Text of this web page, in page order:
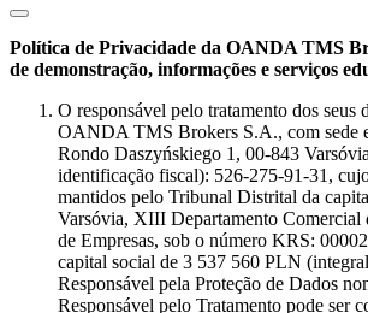
Política de Privacidade da OANDA TMS
de demonstração, informações e serviços
O responsável pelo tratamento dos seus
OANDA TMS Brokers S.A., com sede
Rondo Daszyńskiego 1, 00-843
identificação fiscal): 526-275-91-31,
mantidos pelo Tribunal Distrital da
Varsóvia, XIII Departamento Comercial
de Empresas, sob o número KRS:
capital social de 3 537 560 PLN
Responsável pela Proteção de Dados
Responsável pelo Tratamento pode ser